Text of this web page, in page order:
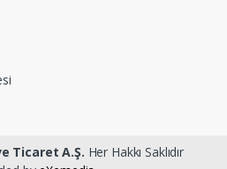
Ticaret A.Ş. Her Hakkı Saklıdır